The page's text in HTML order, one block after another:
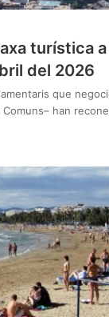
turística
del 2026
que
Comuns– han